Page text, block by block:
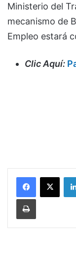
Ministerio del
mecanismo de
Empleo estará
Clic Aquí:
Imprimir